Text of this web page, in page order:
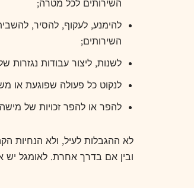
השירותים לכל מטרה;
השירותים;
לשנות, ליצור עבודות
לנקוט כל פעולה שפוגעת או
להפר או להפר זכויות של
לא ההגבלות לעיל, ולא הנחיות
ובין אם בדרך אחרת. לאומגל